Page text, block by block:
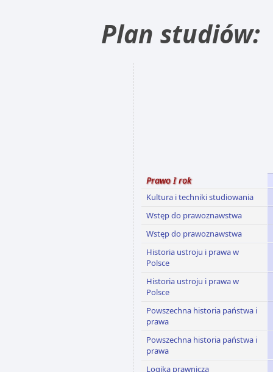
Plan studiów:
Prawo I rok
Kultura i techniki studiowania
Wstęp do prawoznawstwa
Wstęp do prawoznawstwa
Historia ustroju i prawa w
Polsce
Historia ustroju i prawa w
Polsce
Powszechna historia państwa i
prawa
Powszechna historia państwa i
prawa
Logika prawnicza